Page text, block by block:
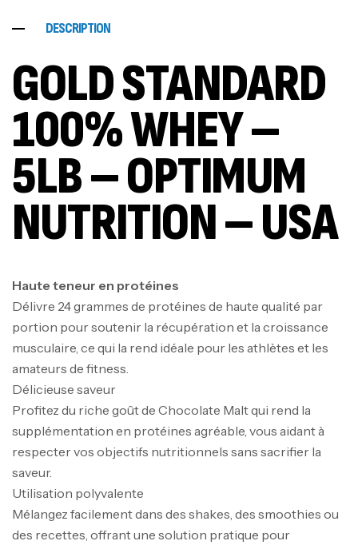
DESCRIPTION
GOLD STANDARD
100% WHEY –
5LB – OPTIMUM
NUTRITION – USA
Haute teneur en protéines
Délivre 24 grammes de protéines de haute qualité par
portion pour soutenir la récupération et la croissance
musculaire, ce qui la rend idéale pour les athlètes et les
amateurs de fitness.
Délicieuse saveur
Profitez du riche goût de Chocolate Malt qui rend la
supplémentation en protéines agréable, vous aidant à
respecter vos objectifs nutritionnels sans sacrifier la
saveur.
Utilisation polyvalente
Mélangez facilement dans des shakes, des smoothies ou
des recettes, offrant une solution pratique pour